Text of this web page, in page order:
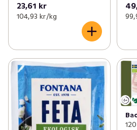
23,61 kr
104,93 kr /kg